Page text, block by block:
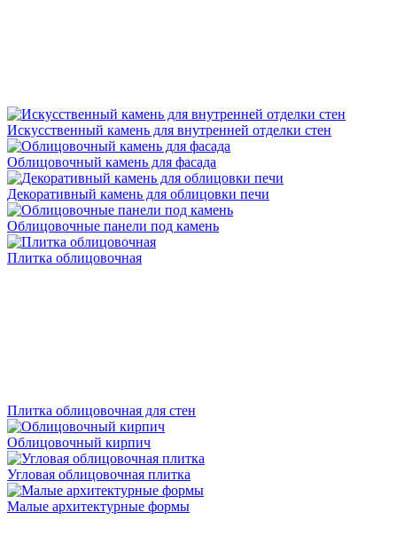
Искусственный камень для внутренней отделки стен
Облицовочный камень для фасада
Декоративный камень для облицовки печи
Облицовочные панели под камень
Плитка облицовочная
Плитка облицовочная для стен
Облицовочный кирпич
Угловая облицовочная плитка
Малые архитектурные формы